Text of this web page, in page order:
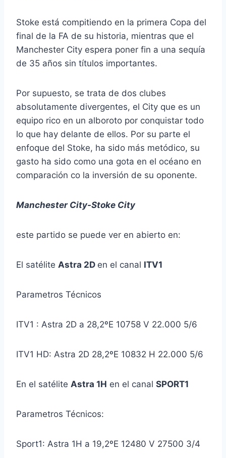
Stoke está compitiendo en la primera Copa del
final de la FA de su historia, mientras que el
Manchester City espera poner fin a una sequía
de 35 años sin títulos importantes.
Por supuesto, se trata de dos clubes
absolutamente divergentes, el City que es un
equipo rico en un alboroto por conquistar todo
lo que hay delante de ellos. Por su parte el
enfoque del Stoke, ha sido más metódico, su
gasto ha sido como una gota en el océano en
comparación co la inversión de su oponente.
Manchester City-Stoke City
este partido se puede ver en abierto en:
El satélite Astra 2D en el canal ITV1
Parametros Técnicos
ITV1 : Astra 2D a 28,2ºE 10758 V 22.000 5/6
ITV1 HD: Astra 2D 28,2ºE 10832 H 22.000 5/6
En el satélite Astra 1H en el canal SPORT1
Parametros Técnicos:
Sport1: Astra 1H a 19,2ºE 12480 V 27500 3/4